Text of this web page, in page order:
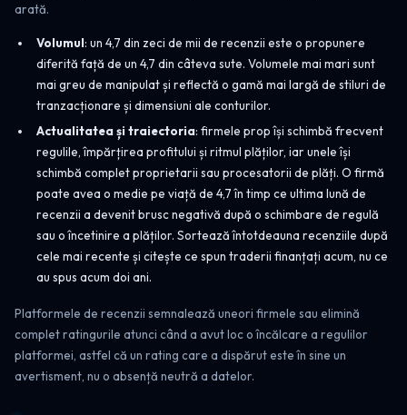
arată.
Volumul: un 4,7 din zeci de mii de recenzii este o propunere
diferită față de un 4,7 din câteva sute. Volumele mai mari sunt
mai greu de manipulat și reflectă o gamă mai largă de stiluri de
tranzacționare și dimensiuni ale conturilor.
Actualitatea și traiectoria: firmele prop își schimbă frecvent
regulile, împărțirea profitului și ritmul plăților, iar unele își
schimbă complet proprietarii sau procesatorii de plăți. O firmă
poate avea o medie pe viață de 4,7 în timp ce ultima lună de
recenzii a devenit brusc negativă după o schimbare de regulă
sau o încetinire a plăților. Sortează întotdeauna recenziile după
cele mai recente și citește ce spun traderii finanțați acum, nu ce
au spus acum doi ani.
Platformele de recenzii semnalează uneori firmele sau elimină
complet ratingurile atunci când a avut loc o încălcare a regulilor
platformei, astfel că un rating care a dispărut este în sine un
avertisment, nu o absență neutră a datelor.